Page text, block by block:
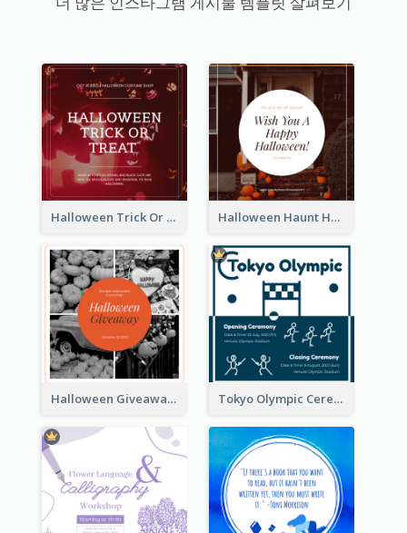
Halloween Trick Or Treat Instagram Post Halloween Haunt House Instagram Post
Halloween Giveaway Instagram Post Tokyo Olympic Ceremony Instagram Post